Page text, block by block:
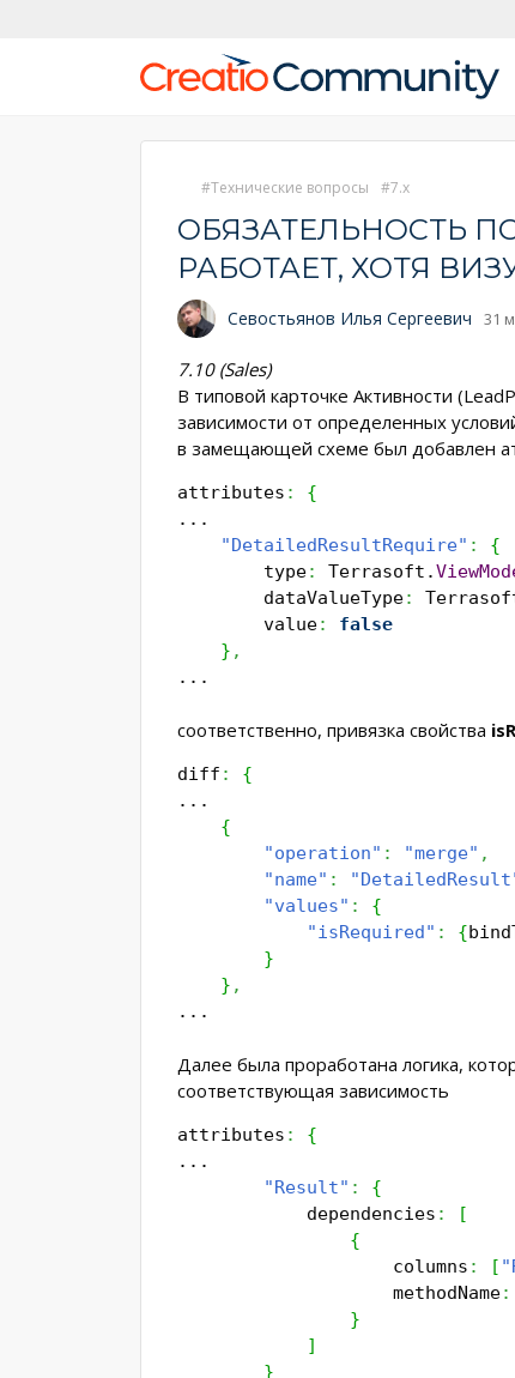
Технические вопросы 7.x
ОБЯЗАТЕЛЬНОСТЬ
РАБОТАЕТ, ХОТЯ
Севостьянов Илья Сергеевич 31
7.10 (Sales)
В типовой карточке Активности
зависимости от определенных
в замещающей схеме был добавлен
attributes :
{
...
"DetailedResultRequire" :
{
type: Terrasoft.
dataValueType:
value:
false
} ,
...
соответственно, привязка свойства
diff :
{
...
{
"operation" : "merge" ,
"name" :
"values" :
{
"isRequired" : {
}
} ,
...
Далее была проработана логика,
соответствующая зависимость
attributes :
{
...
"Result" :
{
dependencies :
[
{
columns : [
methodName:
}
]
}